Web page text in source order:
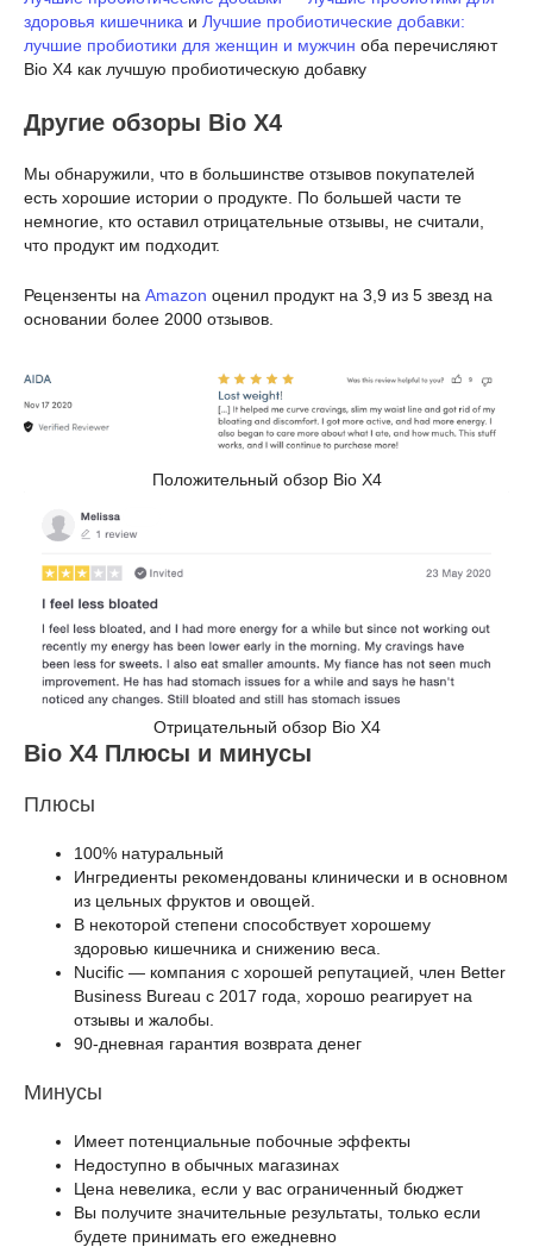
здоровья кишечника и Лучшие пробиотические добавки:
лучшие пробиотики для женщин и мужчин оба перечисляют
Bio X4 как лучшую пробиотическую добавку
Другие обзоры Bio X4
Мы обнаружили, что в большинстве отзывов покупателей
есть хорошие истории о продукте. По большей части те
немногие, кто оставил отрицательные отзывы, не считали,
что продукт им подходит.
Рецензенты на Amazon оценил продукт на 3,9 из 5 звезд на
основании более 2000 отзывов.
Положительный обзор Bio X4
Отрицательный обзор Bio X4
Bio X4 Плюсы и минусы
Плюсы
100% натуральный
Ингредиенты рекомендованы клинически и в основном
из цельных фруктов и овощей.
В некоторой степени способствует хорошему
здоровью кишечника и снижению веса.
Nucific — компания с хорошей репутацией, член Better
Business Bureau с 2017 года, хорошо реагирует на
отзывы и жалобы.
90-дневная гарантия возврата денег
Минусы
Имеет потенциальные побочные эффекты
Недоступно в обычных магазинах
Цена невелика, если у вас ограниченный бюджет
Вы получите значительные результаты, только если
будете принимать его ежедневно